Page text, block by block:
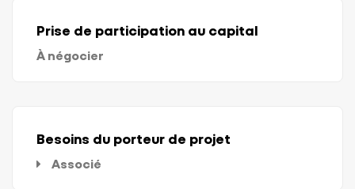
Prise de participation au capital
À négocier
Besoins du porteur de projet
Associé